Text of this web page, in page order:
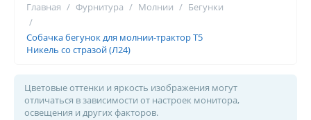
Главная / Фурнитура / Молнии / Бегунки
/
Собачка бегунок для молнии-трактор Т5
Никель со стразой (Л24)
Цветовые оттенки и яркость изображения могут
отличаться в зависимости от настроек монитора,
освещения и других факторов.